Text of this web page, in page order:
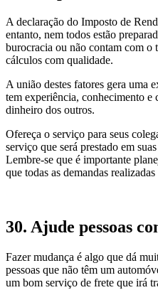
A declaração do Imposto de
entanto, nem todos estão
burocracia ou não contam com o
cálculos com qualidade.
A união destes fatores gera uma
tem experiência, conhecimento e
dinheiro dos outros.
Ofereça o serviço para seus
serviço que será prestado em
Lembre-se que é importante
que todas as demandas
30. Ajude pessoas
Fazer mudança é algo que dá
pessoas que não têm um
um bom serviço de frete que irá